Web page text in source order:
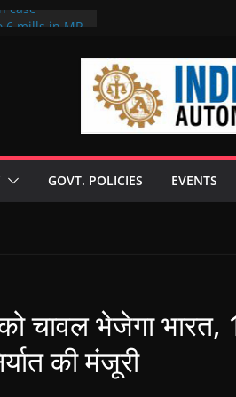
case
GOVT. POLICIES EVENTS
चावल भेजेगा भारत,
की मंजूरी